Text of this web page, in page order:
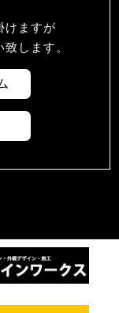
けますが
します。